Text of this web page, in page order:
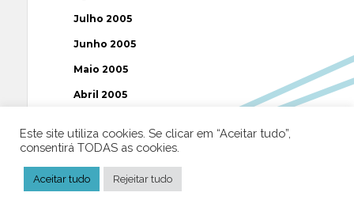
Julho 2005
Junho 2005
Maio 2005
Abril 2005
Fevereiro 2005
Janeiro 2005
Este site utiliza cookies. Se clicar em “Aceitar tudo”,
consentirá TODAS as cookies.
Aceitar tudo Rejeitar tudo